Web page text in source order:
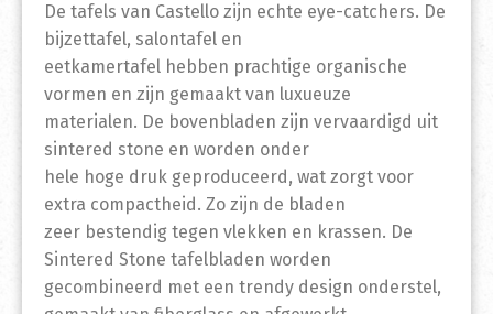
De tafels van Castello zijn echte eye-catchers. De
bijzettafel, salontafel en
eetkamertafel hebben prachtige organische
vormen en zijn gemaakt van luxueuze
materialen. De bovenbladen zijn vervaardigd uit
sintered stone en worden onder
hele hoge druk geproduceerd, wat zorgt voor
extra compactheid. Zo zijn de bladen
zeer bestendig tegen vlekken en krassen. De
Sintered Stone tafelbladen worden
gecombineerd met een trendy design onderstel,